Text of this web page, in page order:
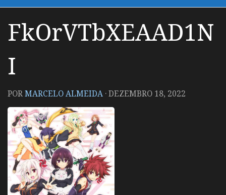
FkOrVTbXEAAD1N
I
PORMARCELO ALMEIDA ·DEZEMBRO 18, 2022